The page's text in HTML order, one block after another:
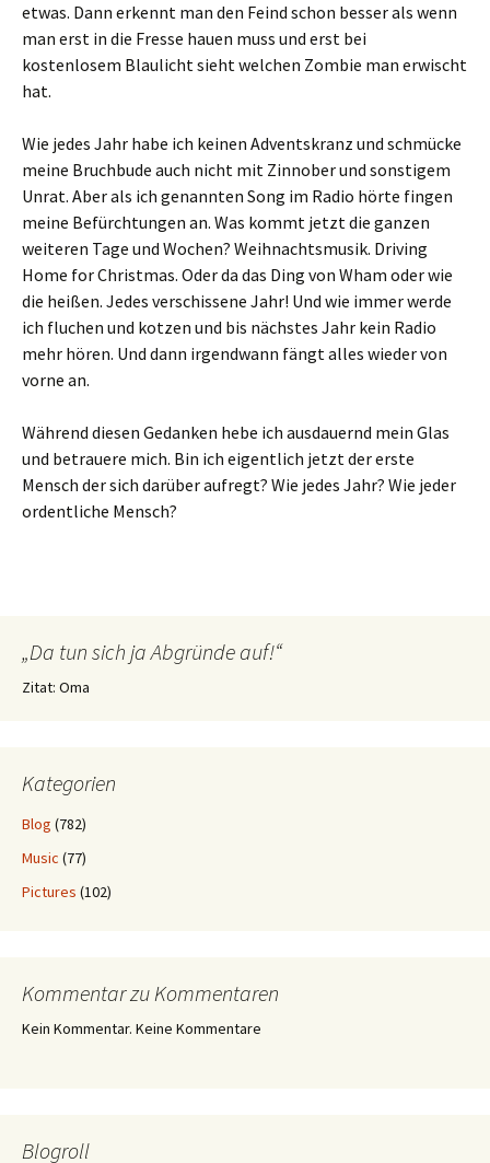
etwas. Dann erkennt man den Feind schon besser als wenn
man erst in die Fresse hauen muss und erst bei
kostenlosem Blaulicht sieht welchen Zombie man erwischt
hat.
Wie jedes Jahr habe ich keinen Adventskranz und schmücke
meine Bruchbude auch nicht mit Zinnober und sonstigem
Unrat. Aber als ich genannten Song im Radio hörte fingen
meine Befürchtungen an. Was kommt jetzt die ganzen
weiteren Tage und Wochen? Weihnachtsmusik. Driving
Home for Christmas. Oder da das Ding von Wham oder wie
die heißen. Jedes verschissene Jahr! Und wie immer werde
ich fluchen und kotzen und bis nächstes Jahr kein Radio
mehr hören. Und dann irgendwann fängt alles wieder von
vorne an.
Während diesen Gedanken hebe ich ausdauernd mein Glas
und betrauere mich. Bin ich eigentlich jetzt der erste
Mensch der sich darüber aufregt? Wie jedes Jahr? Wie jeder
ordentliche Mensch?
„Da tun sich ja Abgründe auf!“
Zitat: Oma
Kategorien
Blog (782)
Music (77)
Pictures (102)
Kommentar zu Kommentaren
Kein Kommentar. Keine Kommentare
Blogroll